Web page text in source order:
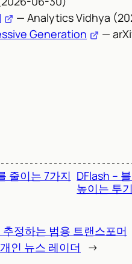
— Analytics Vidhya
Generation
—
줄이는 7가지 DFlash –
높이는 투
정하는 범용 트랜스포머
인 뉴스 레이더
→